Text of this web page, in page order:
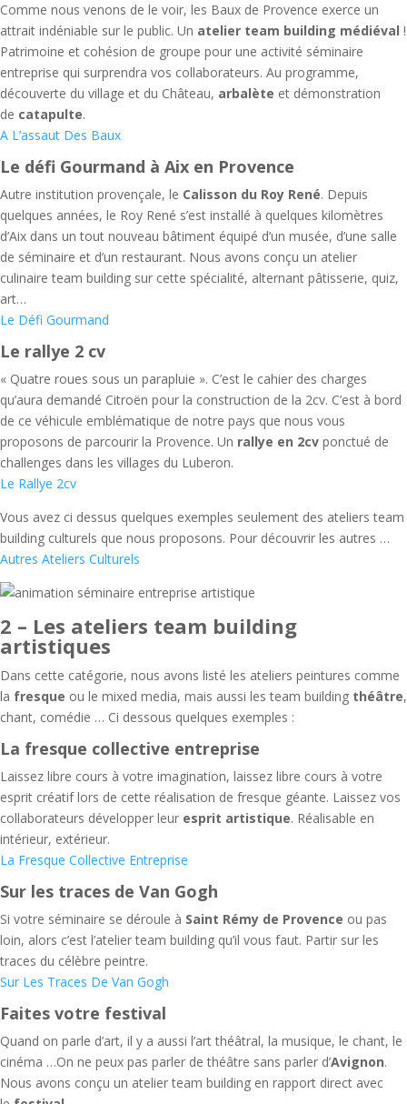
Comme nous venons de le voir, les Baux de Provence exerce un
attrait indéniable sur le public. Un atelier team building médiéval !
Patrimoine et cohésion de groupe pour une activité séminaire
entreprise qui surprendra vos collaborateurs. Au programme,
découverte du village et du Château, arbalète et démonstration
de catapulte.
A L’assaut Des Baux
Le défi Gourmand à Aix en Provence
Autre institution provençale, le Calisson du Roy René. Depuis
quelques années, le Roy René s’est installé à quelques kilomètres
d’Aix dans un tout nouveau bâtiment équipé d’un musée, d’une salle
de séminaire et d’un restaurant. Nous avons conçu un atelier
culinaire team building sur cette spécialité, alternant pâtisserie, quiz,
art…
Le Défi Gourmand
Le rallye 2 cv
« Quatre roues sous un parapluie ». C’est le cahier des charges
qu’aura demandé Citroën pour la construction de la 2cv. C’est à bord
de ce véhicule emblématique de notre pays que nous vous
proposons de parcourir la Provence. Un rallye en 2cv ponctué de
challenges dans les villages du Luberon.
Le Rallye 2cv
Vous avez ci dessus quelques exemples seulement des ateliers team
building culturels que nous proposons. Pour découvrir les autres …
Autres Ateliers Culturels
2 – Les ateliers team building
artistiques
Dans cette catégorie, nous avons listé les ateliers peintures comme
la fresque ou le mixed media, mais aussi les team building théâtre,
chant, comédie … Ci dessous quelques exemples :
La fresque collective entreprise
Laissez libre cours à votre imagination, laissez libre cours à votre
esprit créatif lors de cette réalisation de fresque géante. Laissez vos
collaborateurs développer leur esprit artistique. Réalisable en
intérieur, extérieur.
La Fresque Collective Entreprise
Sur les traces de Van Gogh
Si votre séminaire se déroule à Saint Rémy de Provence ou pas
loin, alors c’est l’atelier team building qu’il vous faut. Partir sur les
traces du célèbre peintre.
Sur Les Traces De Van Gogh
Faites votre festival
Quand on parle d’art, il y a aussi l’art théâtral, la musique, le chant, le
cinéma …On ne peux pas parler de théâtre sans parler d’Avignon.
Nous avons conçu un atelier team building en rapport direct avec